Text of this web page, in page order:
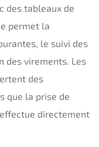
des tableaux de
permet la
le suivi des
des virements. Les
des
que la prise de
directement